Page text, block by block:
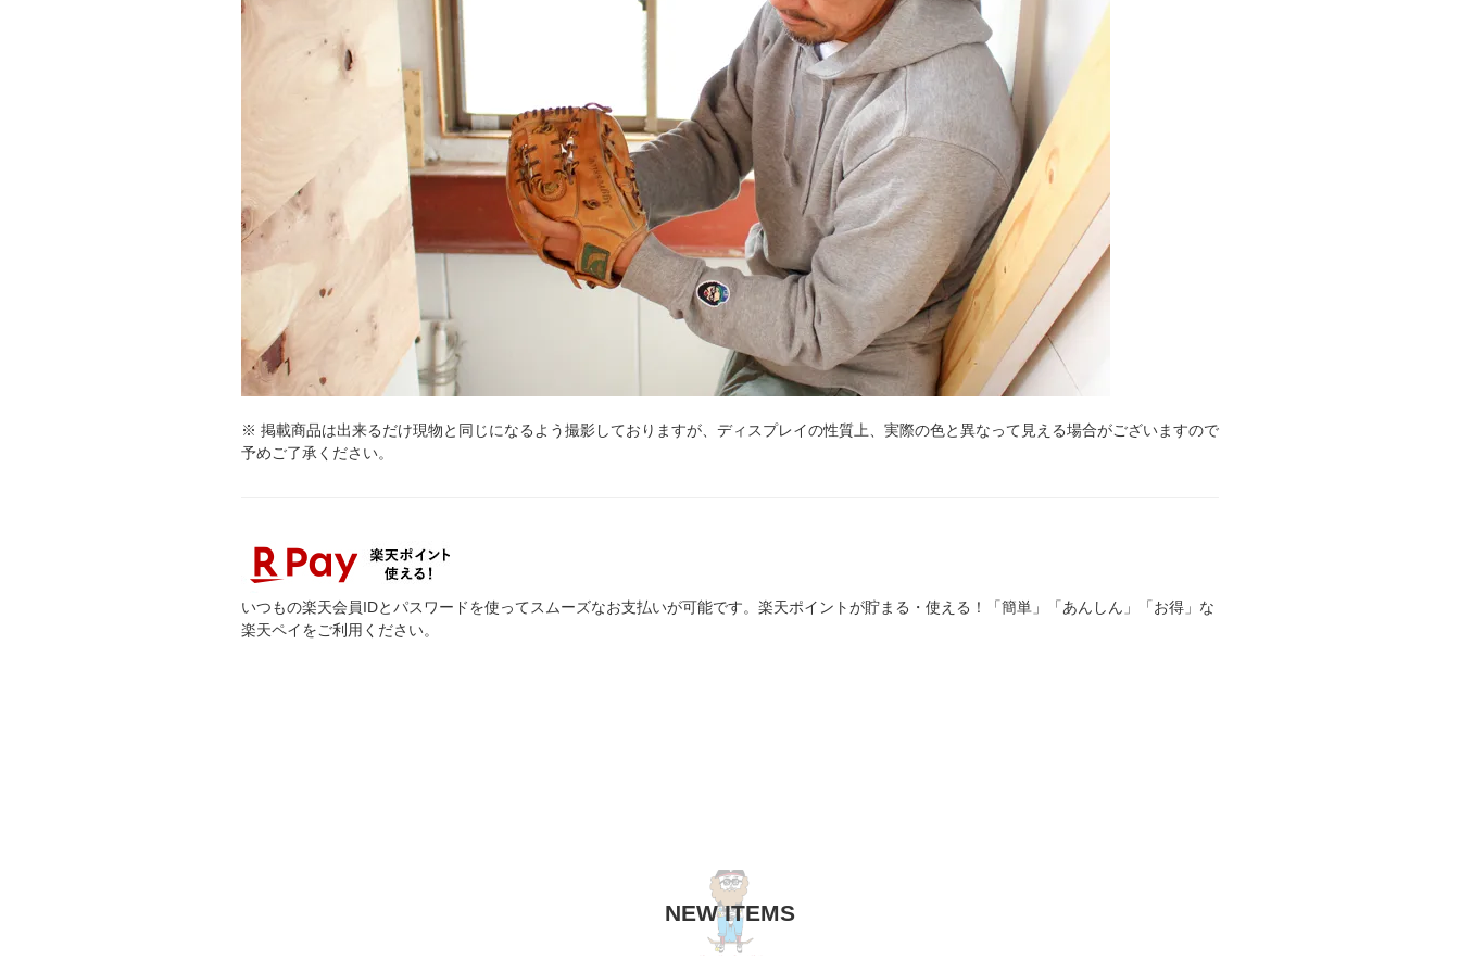
※ 掲載商品は出来るだけ現物と同じになるよう撮影しておりますが、ディスプレイの性質上、実際の色と異なって見える場合がございますので
予めご了承ください。
いつもの楽天会員IDとパスワードを使ってスムーズなお支払いが可能です。楽天ポイントが貯まる・使える！「簡単」「あんしん」「お得」な
楽天ペイをご利用ください。
NEW ITEMS